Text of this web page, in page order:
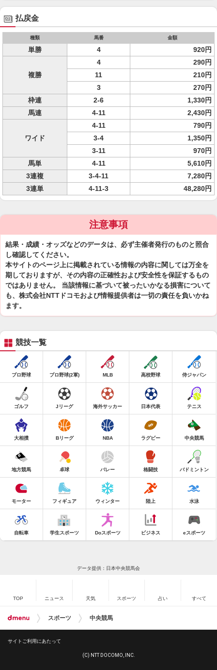
払戻金
種類 馬番 金額
単勝 4 920円
複勝
4
290円
11
210円
3
270円
枠連
2-6
1,330円
馬連
4-11 2,430円
ワイド
4-11
790円
3-4
1,350円
3-11
970円
馬単
4-11
5,610円
3連複
3-4-11
7,280円
3連単
4-11-3 48,280円
注意事項
結果・成績・オッズなどのデータは、必ず主催者発行のものと照合
し確認してください。
本サイトのページ上に掲載されている情報の内容に関しては万全を
期しておりますが、その内容の正確性および安全性を保証するもの
ではありません。 当該情報に基づいて被ったいかなる損害について
も、株式会社NTTドコモおよび情報提供者は一切の責任を負いかね
ます。
競技一覧
プロ野球 プロ野球(2軍) MLB 高校野球 侍ジャパン
ゴルフ Jリーグ 海外サッカー 日本代表 テニス
大相撲 Bリーグ NBA ラグビー 中央競馬
地方競馬 卓球 バレー 格闘技 バドミントン
モーター フィギュア ウィンター 陸上 水泳
自転車 学生スポーツ Doスポーツ ビジネス eスポーツ
データ提供：日本中央競馬会
TOP ニュース 天気 スポーツ 占い すべて
スポーツ 中央競馬
サイトご利用にあたって
(C) NTT DOCOMO, INC.